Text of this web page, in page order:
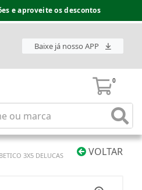
e aproveite os descontos
Baixe já nosso APP
0
VOLTAR
3X5 DELUCAS